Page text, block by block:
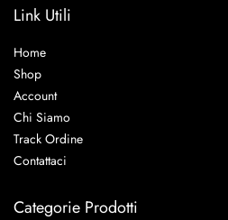
Categorie Prodotti
Link Utili
Home
Shop
Account
Chi Siamo
Track Ordine
Contattaci